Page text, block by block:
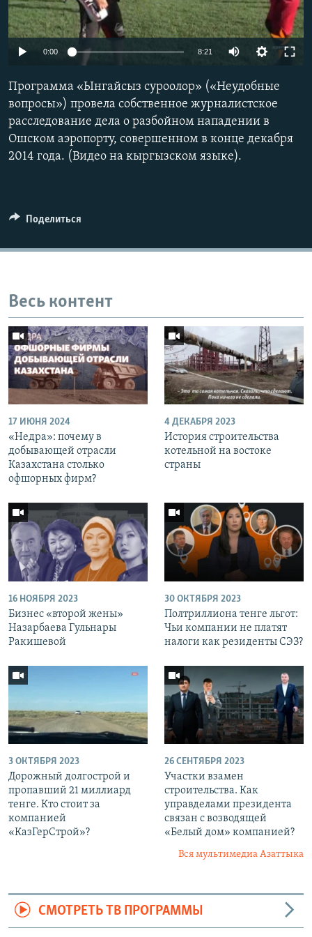
0:00 8:21
Программа «Ынгайсыз суроолор» («Неудобные
вопросы») провела собственное журналистское
расследование дела о разбойном нападении в
Ошском аэропорту, совершенном в конце декабря
2014 года. (Видео на кыргызском языке).
Поделиться
Весь контент
17 ИЮНЯ 2024
«Недра»: почему в
добывающей отрасли
Казахстана столько
офшорных фирм?
4 ДЕКАБРЯ 2023
История строительства
котельной на востоке
страны
16 НОЯБРЯ 2023
Бизнес «второй жены»
Назарбаева Гульнары
Ракишевой
30 ОКТЯБРЯ 2023
Полтриллиона тенге льгот:
Чьи компании не платят
налоги как резиденты СЭЗ?
3 ОКТЯБРЯ 2023
Дорожный долгострой и
пропавший 21 миллиард
тенге. Кто стоит за
компанией
«КазГерСтрой»?
26 СЕНТЯБРЯ 2023
Участки взамен
строительства. Как
управделами президента
связан с возводящей
«Белый дом» компанией?
Вся мультимедиа Азаттыка
СМОТРЕТЬ ТВ ПРОГРАММЫ